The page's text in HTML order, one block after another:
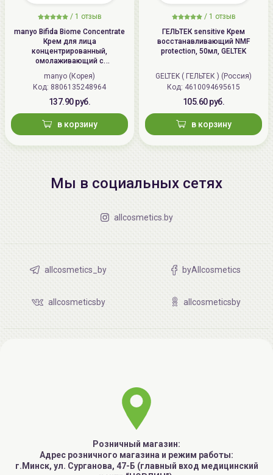
/ 1 отзыв
manyo Bifida Biome Concentrate
Крем для лица
концентрированный,
омолаживающий с
бифидобактериями | 50мл |
Bifida Biome Concentrate Cream
manyo (Корея)
Код: 8806135248964
137.90 руб.
в корзину
/ 1 отзыв
ГЕЛЬТЕК sensitive Крем
восстанавливающий NMF
protection, 50мл, GELTEK
GELTEK ( ГЕЛЬТЕК ) (Россия)
Код: 4610094695615
105.60 руб.
в корзину
Мы в социальных сетях
allcosmetics.by
allcosmetics_by byAllcosmetics
allcosmeticsby allcosmeticsby
Розничный магазин:
Адрес розничного магазина и режим работы:
г.Минск, ул. Сурганова, 47-Б (главный вход медицинский